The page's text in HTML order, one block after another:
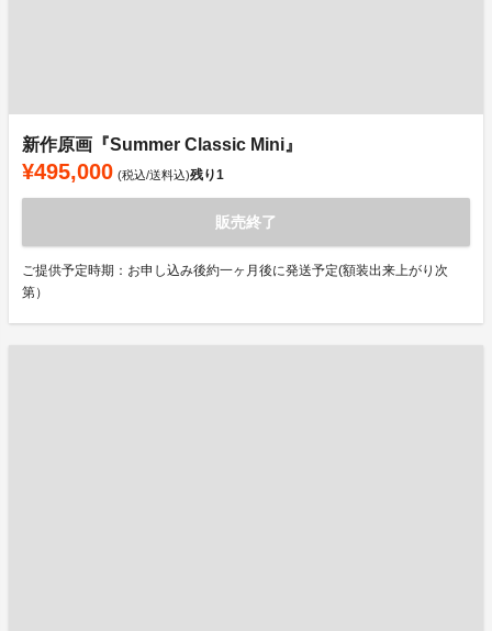
新作原画『Summer Classic Mini』
¥495,000 (税込/送料込)残り1
販売終了
ご提供予定時期：お申し込み後約一ヶ月後に発送予定(額装出来上がり次
第）